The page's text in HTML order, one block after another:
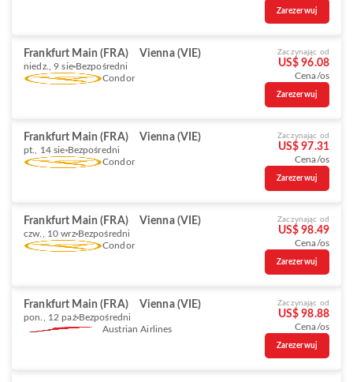
Zarezerwuj
Frankfurt Main (FRA) Vienna (VIE)
niedz., 9 sie Bezpośredni
Condor
Zaczynając od
US$ 96.08
Cena/os
Zarezerwuj
Frankfurt Main (FRA) Vienna (VIE)
pt., 14 sie Bezpośredni
Condor
Zaczynając od
US$ 97.31
Cena/os
Zarezerwuj
Frankfurt Main (FRA) Vienna (VIE)
czw., 10 wrz Bezpośredni
Condor
Zaczynając od
US$ 98.49
Cena/os
Zarezerwuj
Frankfurt Main (FRA) Vienna (VIE)
pon., 12 paź Bezpośredni
Austrian Airlines
Zaczynając od
US$ 98.88
Cena/os
Zarezerwuj